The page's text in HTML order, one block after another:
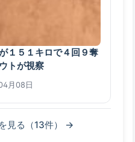
１５１キロで４回９奪
トが視察
月08日
見る（13件） →